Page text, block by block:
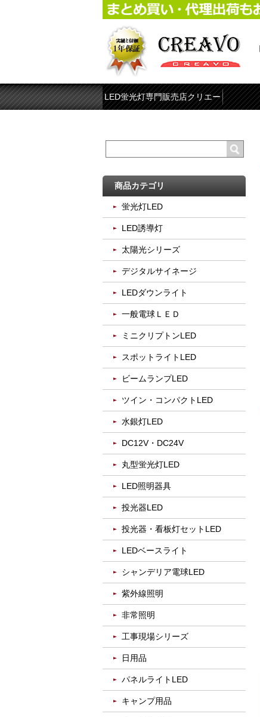
LED蛍光灯専門販売店クリエー
商品カテゴリ
蛍光灯LED
LED誘導灯
太陽光シリーズ
デジタルサイネージ
LEDダウンライト
一般電球ＬＥＤ
ミニクリプトンLED
スポットライトLED
ビームランプLED
ツイン・コンパクトLED
水銀灯LED
DC12V・DC24V
丸型蛍光灯LED
LED照明器具
投光器LED
投光器・看板灯セットLED
LEDベースライト
シャンデリア電球LED
紫外線照明
非常照明
工事現場シリーズ
日用品
パネルライトLED
キャンプ用品